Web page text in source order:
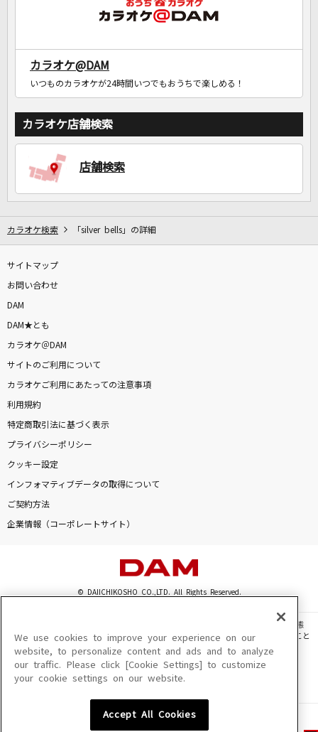
カラオケ@DAM
いつものカラオケが24時間いつでもおうちで楽しめる！
カラオケ店舗検索
店舗検索
カラオケ検索 「silver bells」の詳細
サイトマップ
お問い合わせ
DAM
DAM★とも
カラオケ＠DAM
サイトのご利用について
カラオケご利用にあたっての注意事項
利用規約
特定商取引法に基づく表示
プライバシーポリシー
クッキー設定
インフォマティブデータの取得について
ご契約方法
企業情報（コーポレートサイト）
© DAIICHIKOSHO CO.,LTD. All Rights Reserved.
このサイトに掲載されている一切の文章・画像・写真・動画・音声等を、手段や形態
を問わず、著作権法の定める範囲を超えて無断で複製、転載、ファイル化などすること
を禁じます。
楽曲及びコンテンツは、機種によりご利用いただけない場合があります。
楽曲及びコンテンツの配信日、配信内容が変更になる場合があります。
We use cookies to improve your experience on our
website, to personalize content and ads and to analyze
our traffic. Please click [Cookie Settings] to customize
your cookie settings on our website.
Accept All Cookies